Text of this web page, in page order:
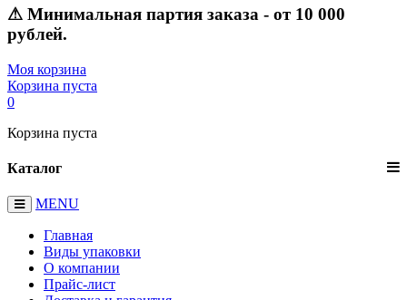
⚠ Минимальная партия заказа - от 10 000
рублей.
Моя корзина
Корзина пуста
0
Корзина пуста
Каталог
MENU
Главная
Виды упаковки
О компании
Прайс-лист